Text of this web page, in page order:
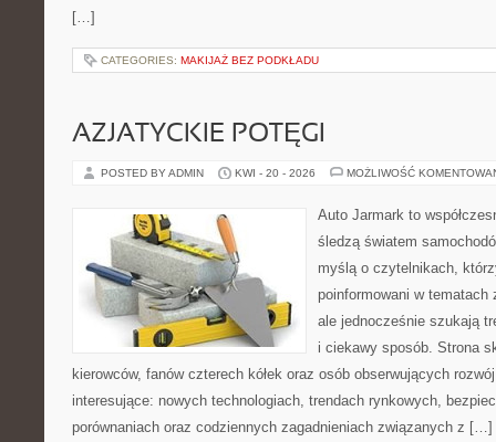
[…]
CATEGORIES: MAKIJAŻ BEZ PODKŁADU
AZJATYCKIE POTĘGI
POSTED BY ADMIN KWI - 20 - 2026 MOŻLIWOŚĆ
Auto Jarmark to
śledzą światem
myślą o czytelnikach,
poinformowani w
ale jednocześnie szukają
i ciekawy sposób. Strona
kierowców, fanów czterech kółek oraz osób obserwujących
interesujące: nowych technologiach, trendach rynkowych,
porównaniach oraz codziennych zagadnieniach związanych z […]